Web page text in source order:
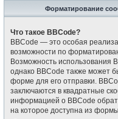
Форматирование
Что такое BBCode?
BBCode — это особая
возможности по
Возможность использования
однако BBCode также может
форме для его отправки.
заключаются в квадратные
информацией о BBCode
на которое доступна из